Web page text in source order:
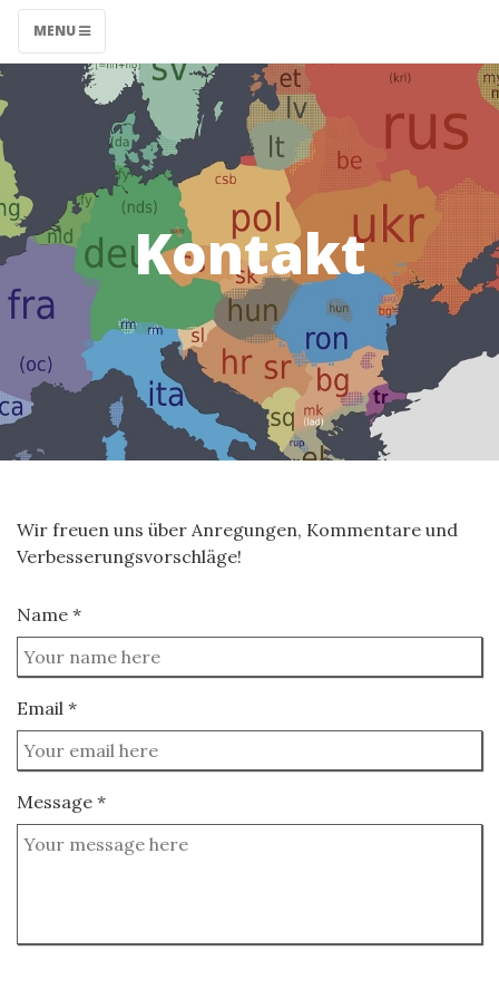
MENU
Kontakt
Wir freuen uns über Anregungen, Kommentare und
Verbesserungsvorschläge!
Name *
Email *
Message *